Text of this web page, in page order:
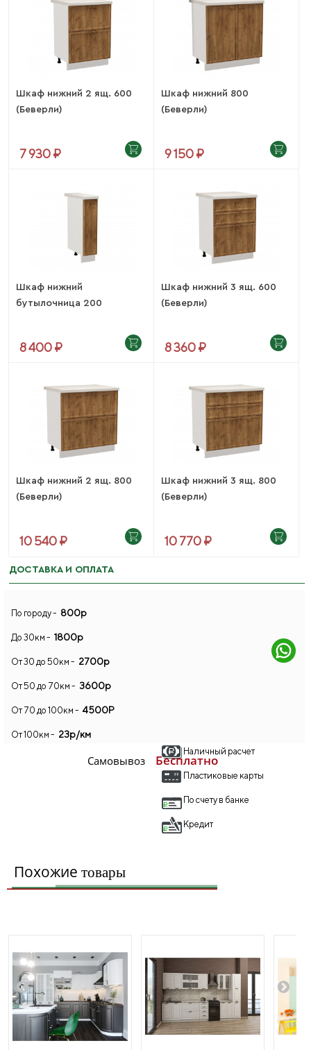
Шкаф нижний 2 ящ. 600
(Беверли)
7 930 ₽
Шкаф нижний 800
(Беверли)
9 150 ₽
Шкаф нижний
бутылочница 200
8 400 ₽
Шкаф нижний 3 ящ. 600
(Беверли)
8 360 ₽
Шкаф нижний 2 ящ. 800
(Беверли)
10 540 ₽
Шкаф нижний 3 ящ. 800
(Беверли)
10 770 ₽
ДОСТАВКА И ОПЛАТА
По городу - 800р
До 30км - 1800р
От 30 до 50км - 2700р
От 50 до 70км - 3600р
От 70 до 100км - 4500Р
От 100км - 23р/км
Самовывоз Бесплатно
Наличный расчет
Пластиковые карты
По счету в банке
Кредит
Похожие товары